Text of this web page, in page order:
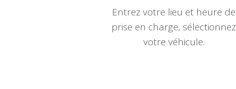
Entrez votre lieu et heure de
prise en charge, sélectionnez
votre véhicule.